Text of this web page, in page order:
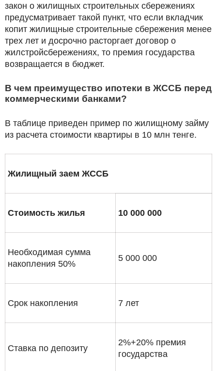
закон о жилищных строительных сбережениях
предусматривает такой пункт, что если вкладчик
копит жилищные строительные сбережения менее
трех лет и досрочно расторгает договор о
жилстройсбережениях, то премия государства
возвращается в бюджет.
В чем преимущество ипотеки в ЖССБ перед
коммерческими банками?
В таблице приведен пример по жилищному займу
из расчета стоимости квартиры в 10 млн тенге.
Жилищный заем ЖССБ
Стоимость жилья 10 000 000
Необходимая сумма
накопления 50%
5 000 000
Срок накопления 7 лет
Ставка по депозиту
2%+20% премия
государства